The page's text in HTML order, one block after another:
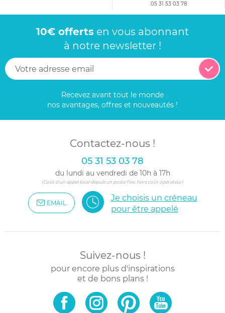
05 31 53 03 78
10€ offerts en vous abonnant
à notre newsletter !
Recevez avant tout le monde
nos avantages, offres et nouveautés !
Contactez-nous !
05 31 53 03 78
du lundi au vendredi de 10h à 17h
(Coût d'un appel local depuis un poste fixe, hors coût opérateur)
EMAIL
Je choisis un créneau
pour être appelé
Suivez-nous !
pour encore plus d'inspirations
et de bons plans !